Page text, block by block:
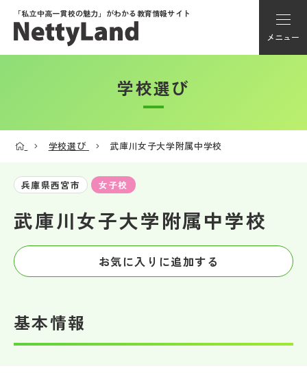
「私立中高一貫校の魅力」がわかる教育情報サイト
メニュー
アカウント登録
学校動画
帰国生受験情報
学校選び
学校選び 武庫川女子大学附属中学校
兵庫県西宮市 女子校
武庫川女子大学附属中学校
お気に入りに追加する
基本情報